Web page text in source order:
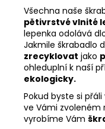
Všechna naše
pětivrstvé vlnité
lepenka odolává
Jakmile škrabadlo
zrecyklovat jako
ohleduplní k naší
ekologicky.
Pokud byste si
ve Vámi zvoleném
vyrobíme Vám